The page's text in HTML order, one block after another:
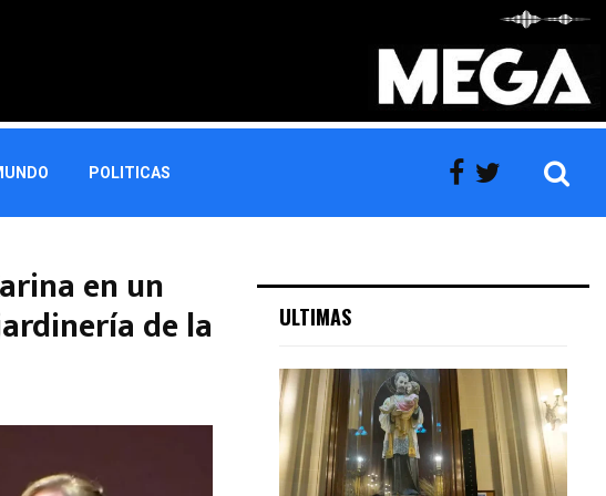
POLITICAS
en un
de la ULTIMAS